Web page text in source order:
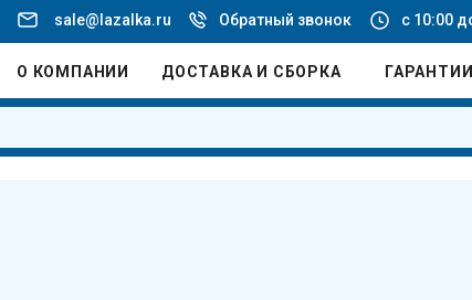
sale@lazalka.ru Обратный звонок с 10:00
О КОМПАНИИ ДОСТАВКА И СБОРКА ГАРАНТИИ